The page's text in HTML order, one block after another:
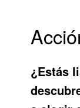
¿Estás